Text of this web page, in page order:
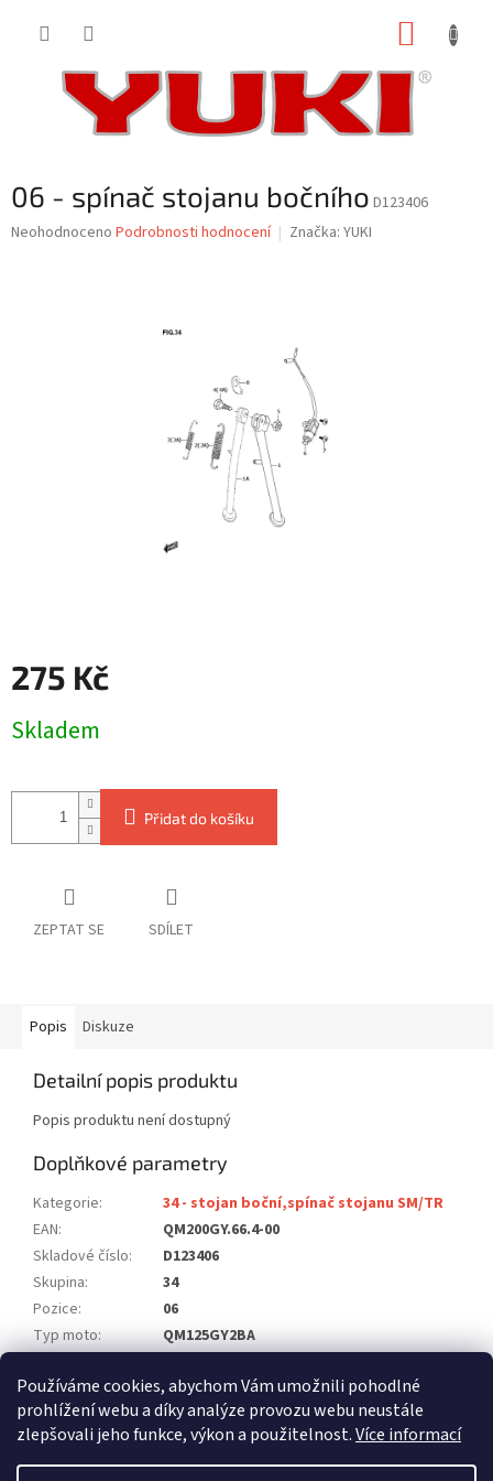
Používáme cookies, abychom Vám umožnili pohodlné
prohlížení webu a díky analýze provozu webu neustále
zlepšovali jeho funkce, výkon a použitelnost.Více informací
06 - spínač stojanu bočního D123406
Průměrné
Neohodnoceno Podrobnosti hodnocení Značka: YUKI
275 Kč
cena:
Skladem
Přidat do košíku
ZEPTAT SE SDÍLET
Popis Diskuze
Detailní popis produktu
Popis produktu není dostupný
Doplňkové parametry
Kategorie:
34 - stojan boční,spínač stojanu SM/TR
EAN:
QM200GY.66.4-00
Skladové číslo:
D123406
Skupina:
34
Pozice:
06
Typ moto:
QM125GY2BA
Počet ks na moto: 1